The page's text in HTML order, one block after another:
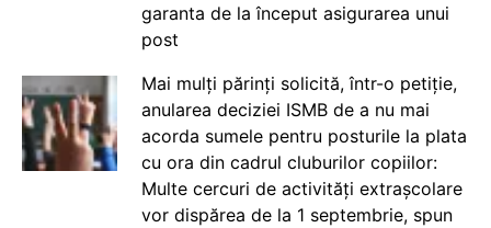
garanta de la început asigurarea unui
post
Mai mulți părinți solicită, într-o petiție,
anularea deciziei ISMB de a nu mai
acorda sumele pentru posturile la plata
cu ora din cadrul cluburilor copiilor:
Multe cercuri de activități extrașcolare
vor dispărea de la 1 septembrie, spun